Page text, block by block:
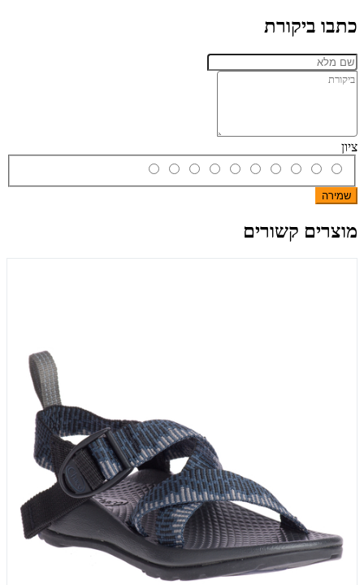
כתבו ביקורת
ציון
שמירה
מוצרים קשורים